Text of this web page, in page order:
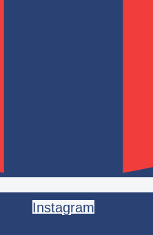
Instagram